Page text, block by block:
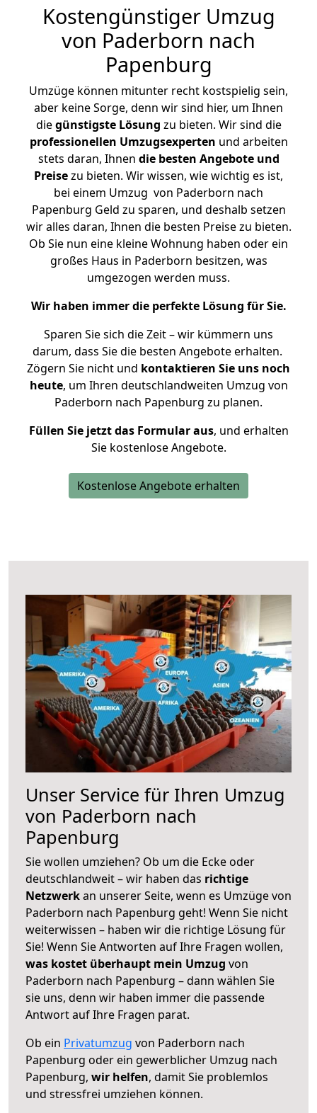
Kostengünstiger Umzug
von Paderborn nach
Papenburg
Umzüge können mitunter recht kostspielig sein,
aber keine Sorge, denn wir sind hier, um Ihnen
diegünstigste Lösung zu bieten. Wir sind die
professionellen Umzugsexperten und arbeiten
stets daran, Ihnen die besten Angebote und
Preisezu bieten. Wir wissen, wie wichtig es ist,
bei einem Umzug von Paderborn nach
Papenburg Geld zu sparen, und deshalb setzen
wir alles daran, Ihnen die besten Preise zu bieten.
Ob Sie nun eine kleine Wohnung haben oder ein
großes Haus in Paderborn besitzen, was
umgezogen werden muss.
Wir haben immer die perfekte Lösung für Sie.
Sparen Sie sich die Zeit – wir kümmern uns
darum, dass Sie die besten Angebote erhalten.
Zögern Sie nicht und kontaktieren Sie uns noch
heute, um Ihren deutschlandweiten Umzug von
Paderborn nach Papenburg zu planen.
Füllen Sie jetzt das Formular aus, und erhalten
Sie kostenlose Angebote.
Kostenlose Angebote erhalten
Unser Service für Ihren Umzug
von Paderborn nach
Papenburg
Sie wollen umziehen? Ob um die Ecke oder
deutschlandweit – wir haben das richtige
Netzwerkan unserer Seite, wenn es Umzüge von
Paderborn nach Papenburg geht! Wenn Sie nicht
weiterwissen – haben wir die richtige Lösung für
Sie! Wenn Sie Antworten auf Ihre Fragen wollen,
was kostet überhaupt mein Umzug von
Paderborn nach Papenburg – dann wählen Sie
sie uns, denn wir haben immer die passende
Antwort auf Ihre Fragen parat.
Ob ein Privatumzug von Paderborn nach
Papenburg oder ein gewerblicher Umzug nach
Papenburg, wir helfen, damit Sie problemlos
und stressfrei umziehen können.